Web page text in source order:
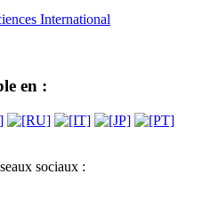
International
en :
sociaux :